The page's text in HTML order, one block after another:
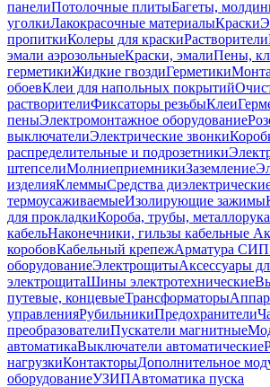
панелиПотолочные плитыБагеты,
уголкиЛакокрасочные материалыКраски
пропиткиКолеры для краскиРастворители
эмали аэрозольныеКраски, эмалиПены,
герметикиЖидкие гвоздиГерметики
обоевКлеи для напольных покрытий
растворителиФиксаторы резьбыКлеи
пеныЭлектромонтажное оборудование
выключателиЭлектрические звонки
распределительные и подрозетники
штепселиМолниеприемникиЗаземление
изделияКлеммыСредства
термоусаживаемыеИзолирующие зажимы
для прокладкиКороба, трубы,
кабельНаконечники, гильзы кабельные
коробовКабельный крепежАрматура СИП
оборудованиеЭлектрощитыАксессуары
электрощитаШины электротехнические
путевые, концевыеТрансформаторы
управленияРубильникиПредохранители
преобразователиПускатели магнитные
автоматикаВыключатели автоматические
нагрузкиКонтакторыДополнительное
оборудованиеУЗИПАвтоматика пуска